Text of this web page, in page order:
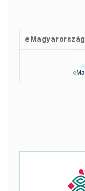
eMagyarország